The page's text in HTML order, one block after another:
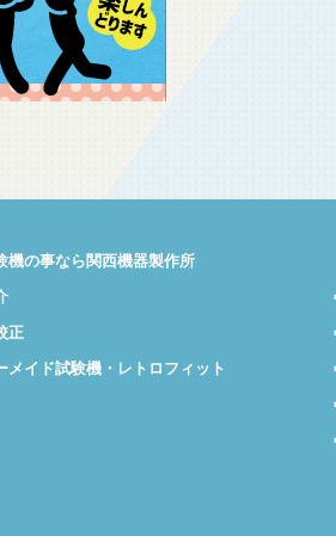
機の事なら関西機器製作所
正
メイド試験機・レトロフィット